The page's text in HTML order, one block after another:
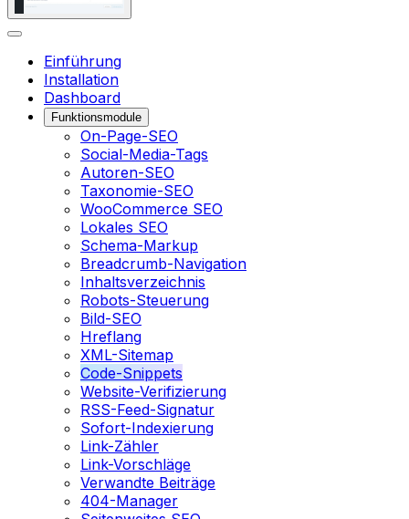
Einführung
Installation
Dashboard
Funktionsmodule
On-Page-SEO
Social-Media-Tags
Autoren-SEO
Taxonomie-SEO
WooCommerce SEO
Lokales SEO
Schema-Markup
Breadcrumb-Navigation
Inhaltsverzeichnis
Robots-Steuerung
Bild-SEO
Hreflang
XML-Sitemap
Code-Snippets
Website-Verifizierung
RSS-Feed-Signatur
Sofort-Indexierung
Link-Zähler
Link-Vorschläge
Verwandte Beiträge
404-Manager